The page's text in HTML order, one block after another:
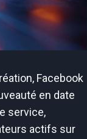
Facebook
en date
service,
actifs sur